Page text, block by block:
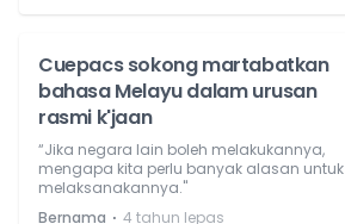
Cuepacs sokong martabatkan
bahasa Melayu dalam urusan
rasmi k'jaan
“Jika negara lain boleh melakukannya,
mengapa kita perlu banyak alasan untuk
melaksanakannya."
Bernama ⋅ 4 tahun lepas